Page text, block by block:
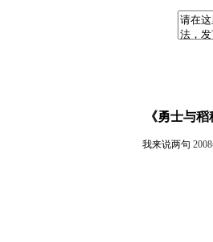
《勇士与
我来说两句